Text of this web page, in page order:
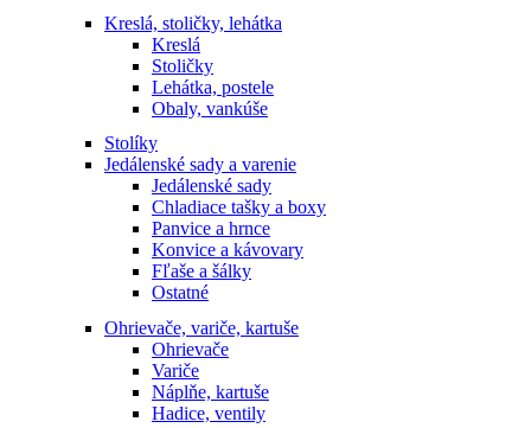
Kreslá, stoličky, lehátka
Kreslá
Stoličky
Lehátka, postele
Obaly, vankúše
Stolíky
Jedálenské sady a varenie
Jedálenské sady
Chladiace tašky a boxy
Panvice a hrnce
Konvice a kávovary
Fľaše a šálky
Ostatné
Ohrievače, variče, kartuše
Ohrievače
Variče
Náplňe, kartuše
Hadice, ventily